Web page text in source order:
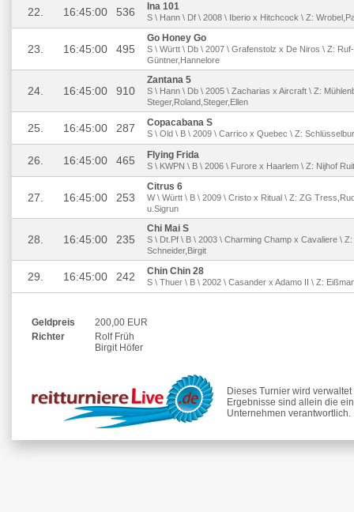
22. 16:45:00 536 Ina 101
S \ Hann \ Df \ 2008 \ Iberio x Hitchcock \ Z:
23. 16:45:00 495
Go Honey Go
S \ Württ \ Db \ 2007 \ Grafenstolz x De Niros \ Z:
Güntner,Hannelore
24. 16:45:00 910
Zantana 5
S \ Hann \ Db \ 2005 \ Zacharias x Aircraft \ Z:
Steger,Roland,Steger,Ellen
25. 16:45:00 287 Copacabana S
S \ Old \ B \ 2009 \ Carrico x Quebec \ Z:
26. 16:45:00 465 Flying Frida
S \ KWPN \ B \ 2006 \ Furore x Haarlem \ Z: Nijhof
27. 16:45:00 253
Citrus 6
W \ Württ \ B \ 2009 \ Cristo x Ritual \ Z: ZG
u.Sigrun
28. 16:45:00 235
Chi Mai S
S \ Dt.Pf \ B \ 2003 \ Charming Champ x Cavaliere \
Schneider,Birgit
29. 16:45:00 242 Chin Chin 28
S \ Thuer \ B \ 2002 \ Casander x Adamo II \ Z:
Geldpreis
200,00 EUR
Richter
Rolf Früh
Birgit Höfer
Dieses Turnier wird
Ergebnisse sind allein die
Unternehmen verantwortlich.